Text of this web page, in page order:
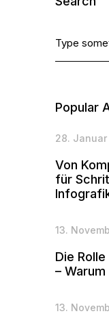
Popular
28.
Von
für
13.
Die
–
13.